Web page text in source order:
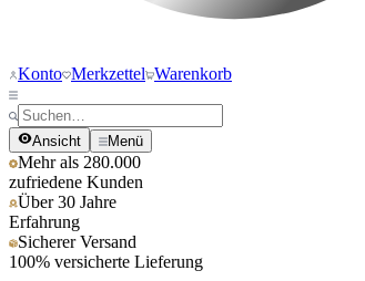
Konto Merkzettel Warenkorb
Ansicht Menü
Mehr als 280.000
zufriedene Kunden
Über 30 Jahre
Erfahrung
Sicherer Versand
100% versicherte Lieferung